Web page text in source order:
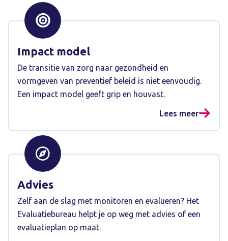
Impact model
De transitie van zorg naar gezondheid en
vormgeven van preventief beleid is niet eenvoudig.
Een impact model geeft grip en houvast.
Lees meer
Advies
Zelf aan de slag met monitoren en evalueren? Het
Evaluatiebureau helpt je op weg met advies of een
evaluatieplan op maat.